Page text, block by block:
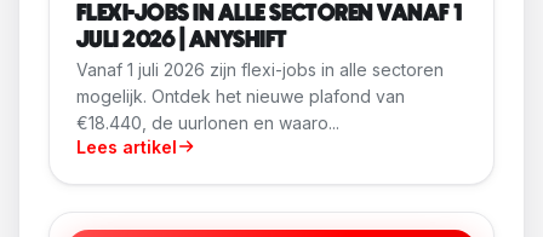
FLEXI-JOBS IN ALLE SECTOREN VANAF 1
JULI 2026 | ANYSHIFT
Vanaf 1 juli 2026 zijn flexi-jobs in alle sectoren
mogelijk. Ontdek het nieuwe plafond van
€18.440, de uurlonen en waaro...
Lees artikel